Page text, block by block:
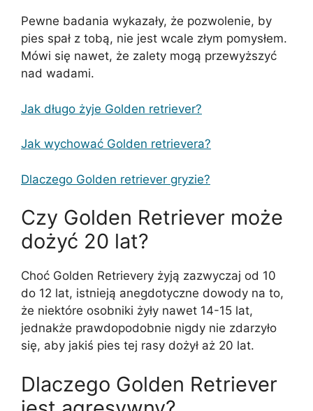
Pewne badania wykazały, że pozwolenie, by
pies spał z tobą, nie jest wcale złym pomysłem.
Mówi się nawet, że zalety mogą przewyższyć
nad wadami.
Jak długo żyje Golden retriever?
Jak wychować Golden retrievera?
Dlaczego Golden retriever gryzie?
Czy Golden Retriever może
dożyć 20 lat?
Choć Golden Retrievery żyją zazwyczaj od 10
do 12 lat, istnieją anegdotyczne dowody na to,
że niektóre osobniki żyły nawet 14-15 lat,
jednakże prawdopodobnie nigdy nie zdarzyło
się, aby jakiś pies tej rasy dożył aż 20 lat.
Dlaczego Golden Retriever